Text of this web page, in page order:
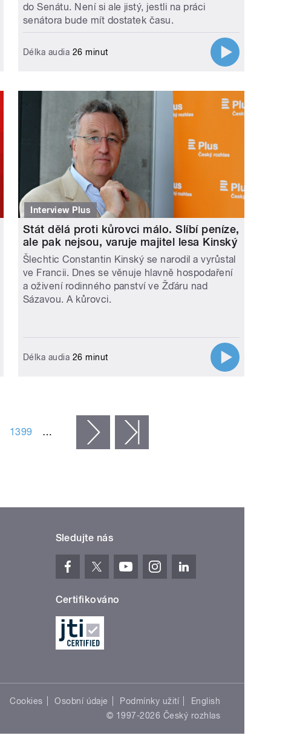
do Senátu. Není si ale jistý, jestli na práci
senátora bude mít dostatek času.
Délka audia 26 minut
Interview Plus
Stát dělá proti kůrovci málo. Slíbí peníze,
ale pak nejsou, varuje majitel lesa Kinský
Šlechtic Constantin Kinský se narodil a vyrůstal
ve Francii. Dnes se věnuje hlavně hospodaření
a oživení rodinného panství ve Žďáru nad
Sázavou. A kůrovci.
Délka audia 26 minut
1399 … následující ›
Sledujte nás
Certifikováno
Cookies Osobní údaje Podmínky užití
English
© 1997-2026 Český rozhlas